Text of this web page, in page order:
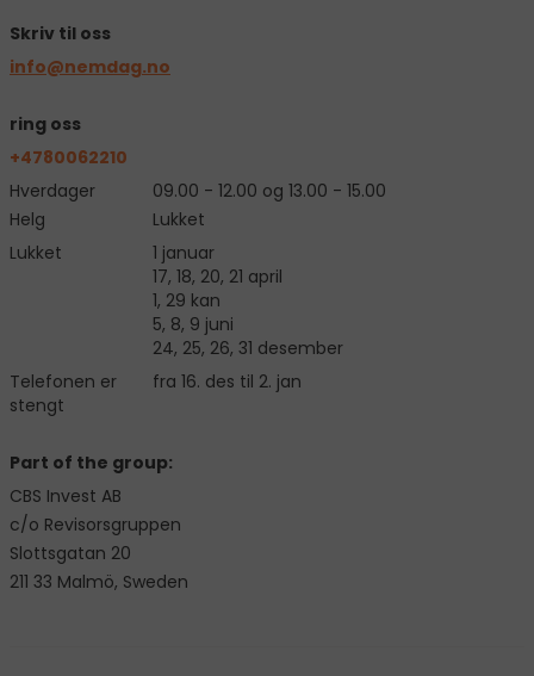
Skriv til oss
info@nemdag.no
ring oss
+4780062210
Hverdager
09.00 - 12.00 og 13.00 - 15.00
Helg
Lukket
Lukket
Telefonen er
stengt
1 januar
17, 18, 20, 21 april
1, 29 kan
5, 8, 9 juni
24, 25, 26, 31 desember
fra 16. des til 2. jan
Part of the group:
CBS Invest AB
c/o Revisorsgruppen
Slottsgatan 20
211 33 Malmö, Sweden